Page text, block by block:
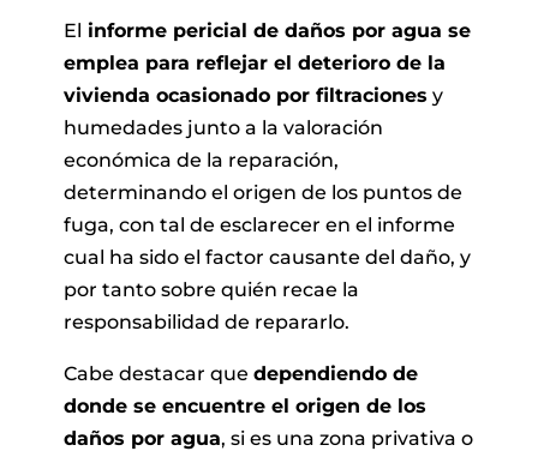
El informe pericial de daños por agua se
emplea para reflejar el deterioro de la
vivienda ocasionado por filtraciones y
humedades junto a la valoración
económica de la reparación,
determinando el origen de los puntos de
fuga, con tal de esclarecer en el informe
cual ha sido el factor causante del daño, y
por tanto sobre quién recae la
responsabilidad de repararlo.
Cabe destacar que dependiendo de
donde se encuentre el origen de los
daños por agua, si es una zona privativa o